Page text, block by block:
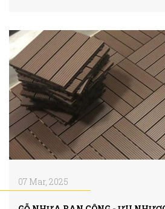
07 Mar, 2025